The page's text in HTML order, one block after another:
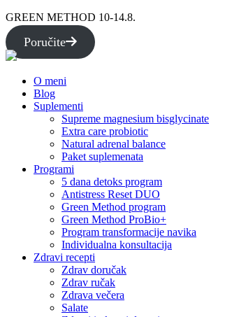
GREEN METHOD 10-14.8.
Poručite
O meni
Blog
Suplementi
Supreme magnesium bisglycinate
Extra care probiotic
Natural adrenal balance
Paket suplemenata
Programi
5 dana detoks program
Antistress Reset DUO
Green Method program
Green Method ProBio+
Program transformacije navika
Individualna konsultacija
Zdravi recepti
Zdrav doručak
Zdrav ručak
Zdrava večera
Salate